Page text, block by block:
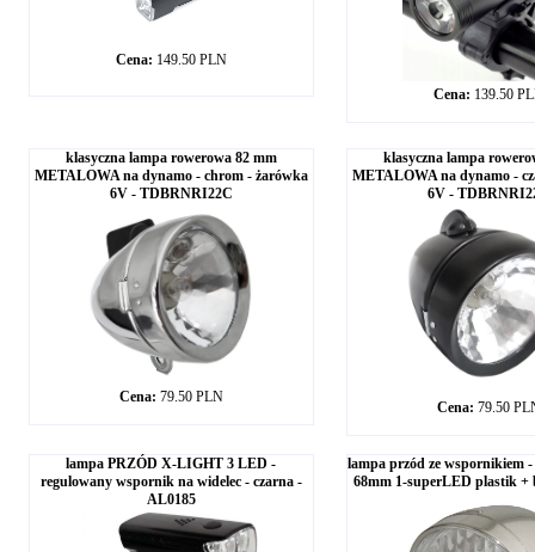
Cena: 149.50 PLN
Cena: 139.50
klasyczna lampa rowerowa 82 mm
METALOWA na dynamo - chrom - żarówka
6V - TDBRNRI22C
Cena: 79.50 PLN
klasyczna lampa
METALOWA na dynamo -
6V -
Cena: 79.50
lampa PRZÓD X-LIGHT 3 LED -
regulowany wspornik na widelec - czarna -
AL0185
lampa przód ze wspornikiem
68mm 1-superLED plastik +